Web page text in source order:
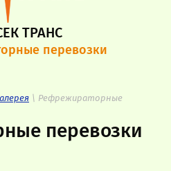
ТРАНС
перевозки
\ Рефрежираторные
перевозки